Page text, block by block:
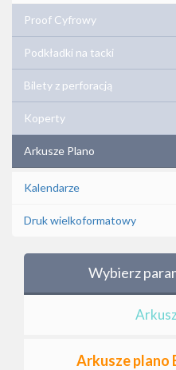
Proof Cyfrowy
Podkładki na tacki
Bilety z perforacją
Koperty
Arkusze Plano
Kalendarze
Druk wielkoformatowy
Wybierz
Arkusze plano